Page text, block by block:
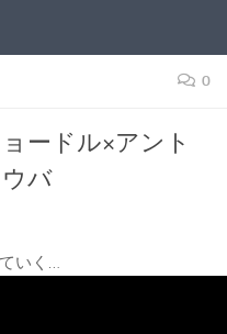
0
ードル×アント
バ
いく…